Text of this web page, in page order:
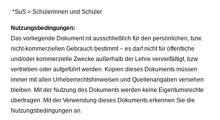
*SuS = Schülerinnen und Schüler
Nutzungsbedingungen:
Das vorliegende Dokument ist ausschließlich für den persönlichen, bzw.
nicht-kommerziellen Gebrauch bestimmt – es darf nicht für öffentliche
und/oder kommerzielle Zwecke außerhalb der Lehre vervielfältigt, bzw.
vertrieben oder aufgeführt werden. Kopien dieses Dokuments müssen
immer mit allen Urheberrechtshinweisen und Quellenangaben versehen
bleiben. Mit der Nutzung des Dokuments werden keine Eigentumsrechte
übertragen. Mit der Verwendung dieses Dokuments erkennen Sie die
Nutzungsbedingungen an.